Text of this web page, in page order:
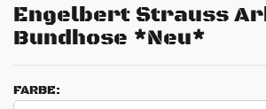
Engelbert Strauss
Bundhose *Neu*
FARBE: